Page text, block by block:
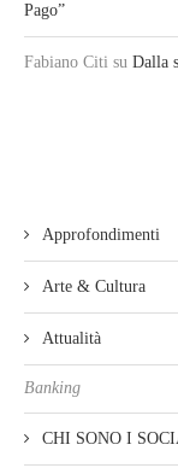
Pago”
Fabiano Citi su Dalla
Approfondimenti
Arte & Cultura
Attualità
Banking
CHI SONO I